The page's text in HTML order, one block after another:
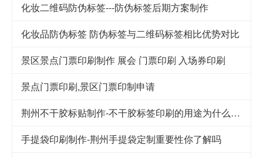
化妆二维码防伪标签---防伪标签后期方案制作
化妆品防伪标签 防伪标签与二维码标签相比优势对比
景区景点门票印刷制作 展会 门票印刷 入场券印刷
景点门票印刷,景区门票印制申请
荆州不干胶标贴制作-不干胶标签印刷的用途为什么这么广泛
手提袋印刷制作-荆州手提袋定制重要性你了解吗